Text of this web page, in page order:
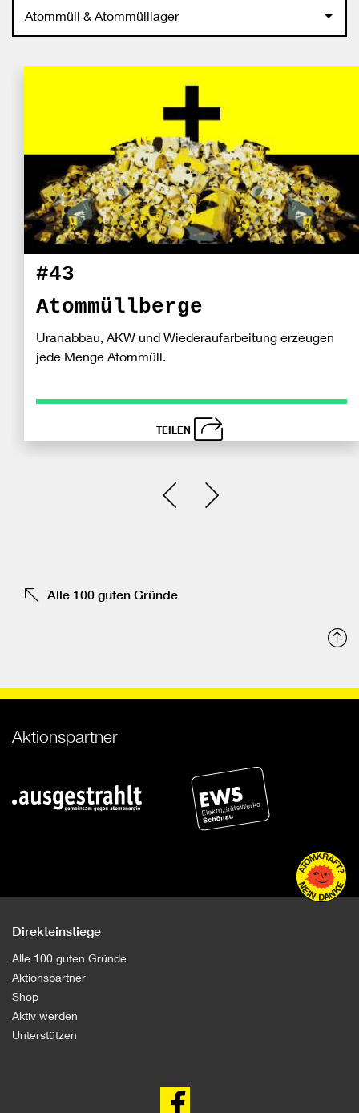
Atommüll & Atommülllager
#43
Atommüllberge
Uranabbau, AKW und Wiederaufarbeitung erzeugen
jede Menge Atommüll.
TEILEN
Einen Slide zurück
Einen Slide vor
Alle 100 guten Gründe
Aktionspartner
Direkteinstiege
Alle 100 guten Gründe
Aktionspartner
Shop
Aktiv werden
Unterstützen